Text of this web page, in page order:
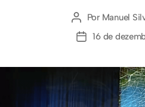
Por Manuel
16 de